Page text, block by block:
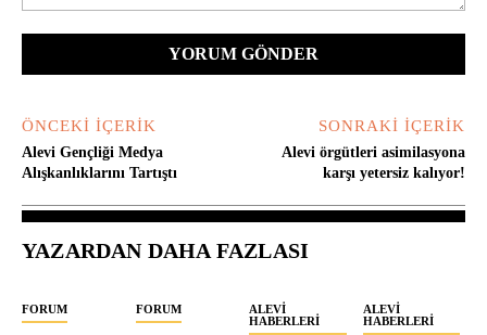
ÖNCEKI İÇERIK
Alevi Gençliği Medya
Alışkanlıklarını Tartıştı
SONRAKI İÇERIK
Alevi örgütleri asimilasyona
karşı yetersiz kalıyor!
YAZARDAN DAHA FAZLASI
FORUM FORUM
ALEVI
HABERLERI
ALEVI
HABERLERI